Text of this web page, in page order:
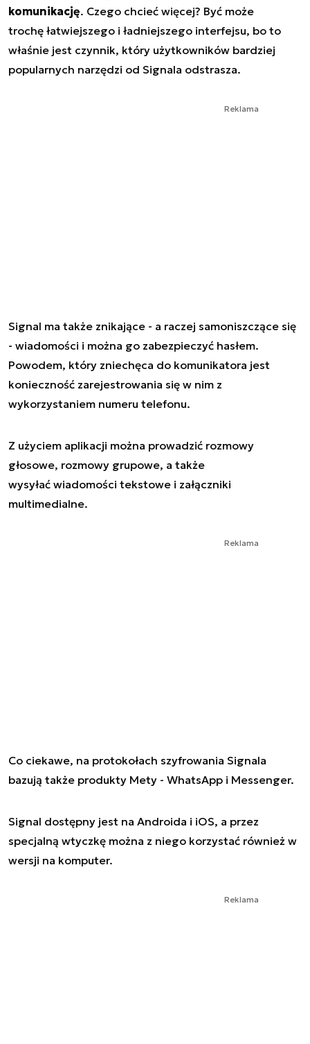
komunikację. Czego chcieć więcej? Być może
trochę łatwiejszego i ładniejszego interfejsu, bo to
właśnie jest czynnik, który użytkowników bardziej
popularnych narzędzi od Signala odstrasza.
Reklama
Signal ma także znikające - a raczej samoniszczące się
- wiadomości i można go zabezpieczyć hasłem.
Powodem, który zniechęca do komunikatora jest
konieczność zarejestrowania się w nim z
wykorzystaniem numeru telefonu.
Z użyciem aplikacji można prowadzić rozmowy
głosowe, rozmowy grupowe, a także
wysyłać wiadomości tekstowe i załączniki
multimedialne.
Reklama
Co ciekawe, na protokołach szyfrowania Signala
bazują także produkty Mety - WhatsApp i Messenger.
Signal dostępny jest na Androida i iOS, a przez
specjalną wtyczkę można z niego korzystać również w
wersji na komputer.
Reklama